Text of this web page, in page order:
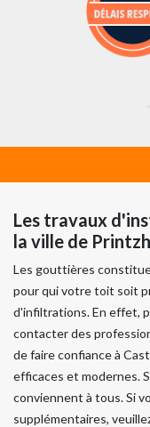
Les travaux
la ville de
Les gouttières
pour qui votre toit soit
d'infiltrations. En effet,
contacter des
de faire confiance à
efficaces et modernes.
conviennent à tous. Si
supplémentaires,